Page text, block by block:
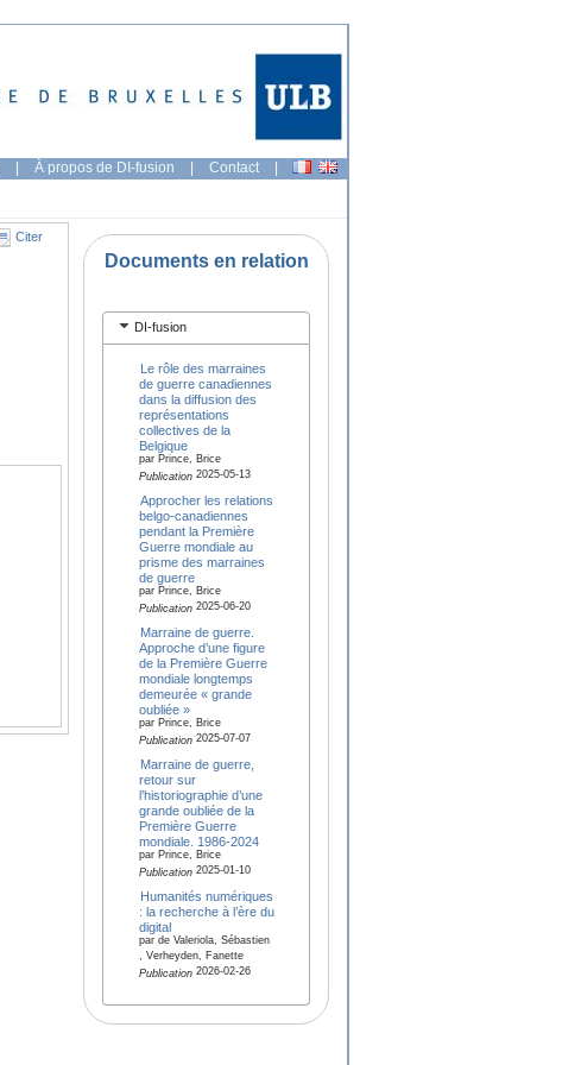
| À propos de DI-fusion | Contact |
Citer
Documents en relation
DI-fusion
Le rôle des marraines
de guerre canadiennes
dans la diffusion des
représentations
collectives de la
Belgique
par Prince, Brice
Publication2025-05-13
Approcher les relations
belgo-canadiennes
pendant la Première
Guerre mondiale au
prisme des marraines
de guerre
par Prince, Brice
Publication2025-06-20
Marraine de guerre.
Approche d’une figure
de la Première Guerre
mondiale longtemps
demeurée « grande
oubliée »
par Prince, Brice
Publication2025-07-07
Marraine de guerre,
retour sur
l’historiographie d’une
grande oubliée de la
Première Guerre
mondiale. 1986-2024
par Prince, Brice
Publication2025-01-10
Humanités numériques
: la recherche à l’ère du
digital
par de Valeriola, Sébastien
, Verheyden, Fanette
Publication2026-02-26